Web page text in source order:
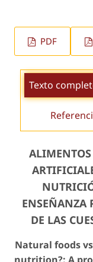
PDF
Texto
ENSEÑANZA
DE LAS
Natural foods